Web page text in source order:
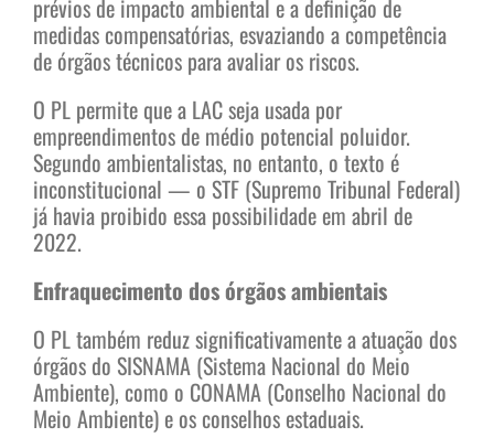
prévios de impacto ambiental e a definição de
medidas compensatórias, esvaziando a competência
de órgãos técnicos para avaliar os riscos.
O PL permite que a LAC seja usada por
empreendimentos de médio potencial poluidor.
Segundo ambientalistas, no entanto, o texto é
inconstitucional — o STF (Supremo Tribunal Federal)
já havia proibido essa possibilidade em abril de
2022.
Enfraquecimento dos órgãos ambientais
O PL também reduz significativamente a atuação dos
órgãos do SISNAMA (Sistema Nacional do Meio
Ambiente), como o CONAMA (Conselho Nacional do
Meio Ambiente) e os conselhos estaduais.